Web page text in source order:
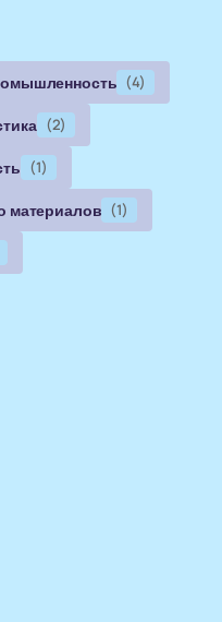
(4)
(2)
(1)
материалов (1)